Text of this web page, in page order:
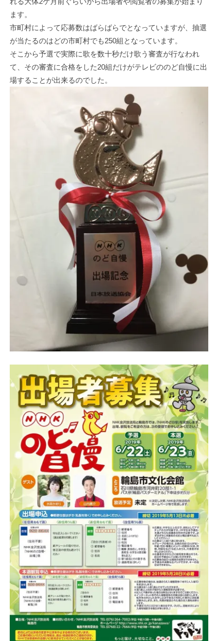
ます。
市町村によって応募数はばらばらでとなっていますが、抽選
が当たるのはどの市町村でも250組となっています。
そこから予選で実際に歌を数十秒だけ歌う審査が行なわれ
て、その審査に合格をした20組だけがテレビののど自慢に出
場することが出来るのでした。